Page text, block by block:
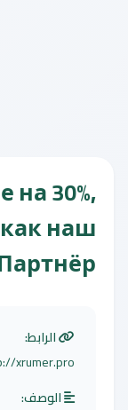
на 30%,
наш
الرابط:
xrumer.pro/
الوصف: